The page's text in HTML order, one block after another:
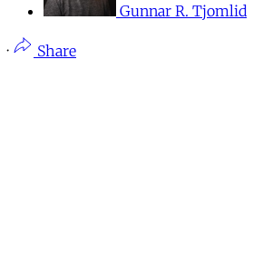
Gunnar R. Tjomlid
·
Share